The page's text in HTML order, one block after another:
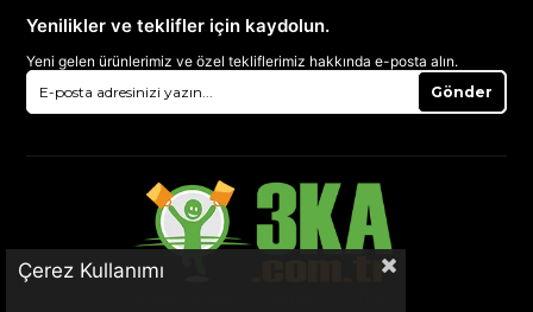
Yenilikler ve teklifler için kaydolun.
Yeni gelen ürünlerimiz ve özel tekliflerimiz hakkında e-posta alın.
Gönder
Çerez Kullanımı